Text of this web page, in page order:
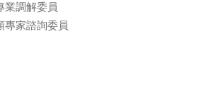
業調解委員
專家諮詢委員